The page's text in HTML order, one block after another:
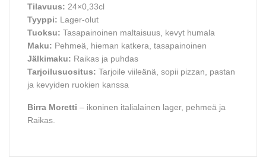
Tilavuus: 24×0,33cl
Tyyppi: Lager-olut
Tuoksu: Tasapainoinen maltaisuus, kevyt humala
Maku: Pehmeä, hieman katkera, tasapainoinen
Jälkimaku: Raikas ja puhdas
Tarjoilusuositus: Tarjoile viileänä, sopii pizzan, pastan
ja kevyiden ruokien kanssa
Birra Moretti – ikoninen italialainen lager, pehmeä ja
Raikas.